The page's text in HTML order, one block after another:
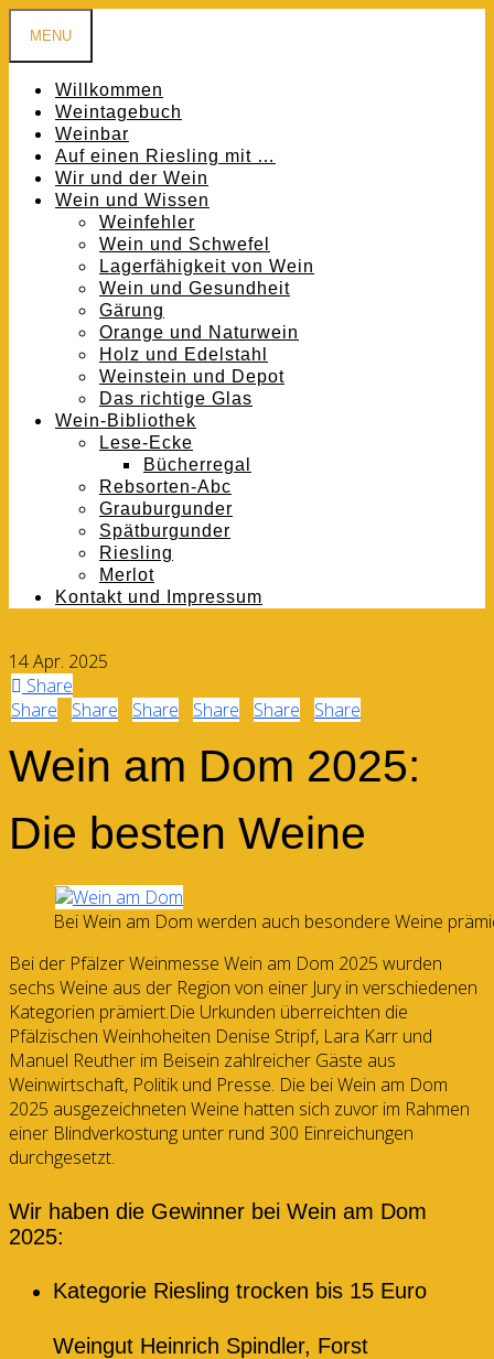
MENU
Willkommen
Weintagebuch
Weinbar
Auf einen Riesling mit …
Wir und der Wein
Wein und Wissen
Weinfehler
Wein und Schwefel
Lagerfähigkeit von Wein
Wein und Gesundheit
Gärung
Orange und Naturwein
Holz und Edelstahl
Weinstein und Depot
Das richtige Glas
Wein-Bibliothek
Lese-Ecke
Bücherregal
Rebsorten-Abc
Grauburgunder
Spätburgunder
Riesling
Merlot
Kontakt und Impressum
14Apr. 2025
Share
Share
Share Share Share Share Share
Wein am Dom 2025:
Die besten Weine
Bei Wein am Dom werden auch besondere Weine
Bei der Pfälzer Weinmesse Wein am Dom 2025 wurden
sechs Weine aus der Region von einer Jury in verschiedenen
Kategorien prämiert.Die Urkunden überreichten die
Pfälzischen Weinhoheiten Denise Stripf, Lara Karr und
Manuel Reuther im Beisein zahlreicher Gäste aus
Weinwirtschaft, Politik und Presse. Die bei Wein am Dom
2025 ausgezeichneten Weine hatten sich zuvor im Rahmen
einer Blindverkostung unter rund 300 Einreichungen
durchgesetzt.
Wir haben die Gewinner bei Wein am Dom
2025:
Kategorie Riesling trocken bis 15 Euro
Weingut Heinrich Spindler, Forst